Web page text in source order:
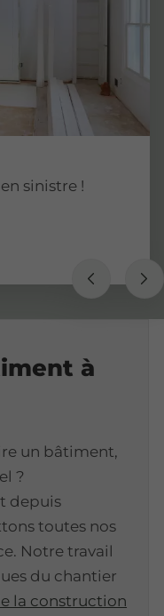
sinistre !
à
un bâtiment,
?
depuis
toutes nos
Notre travail
du chantier
la construction